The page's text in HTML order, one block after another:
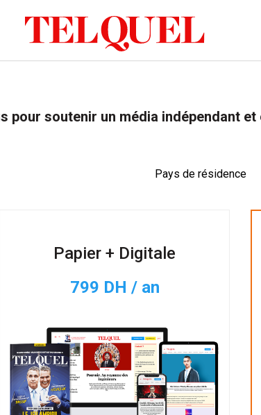
pour soutenir un média indépendant et
Pays de résidence
Papier + Digitale
799 DH / an